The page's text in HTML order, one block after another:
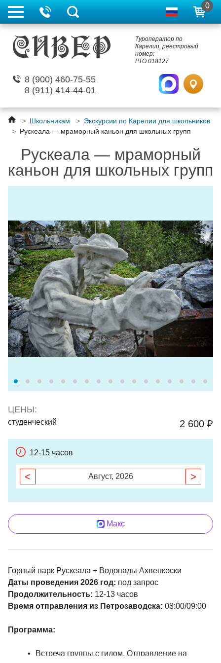
0
Туроператор по
Карелии, реестровый
номер:
РТО 018127
8 (900) 460-75-55
8 (911) 414-44-01
> Школьникам > Экскурсии по Карелии для школьников
> Рускеала — мраморный каньон для школьных групп
Рускеала — мраморный
каньон для школьных групп
ЦЕНЫ:
студенческий 2 600 ₽
12-15 часов
< Август, 2026 >
Макс
Горный парк Рускеала + Водопады Ахвенкоски
Даты проведения 2026 год: под запрос
Продолжительность: 12-13 часов
Время отправления из Петрозаводска: 08:00/09:00
Программа:
Встреча группы с гидом. Отправление на